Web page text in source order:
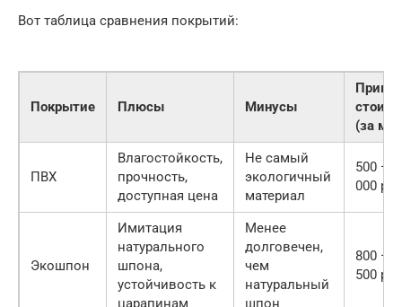
Вот таблица сравнения покрытий:
Покрытие Плюсы Минусы
(за м2)
ПВХ
Влагостойкость,
прочность,
доступная цена
Не самый
экологичный
материал
500 — 1
000
Экошпон
Имитация
натурального
шпона,
устойчивость к
царапинам
Менее
долговечен,
чем
натуральный
шпон
800 — 1
500